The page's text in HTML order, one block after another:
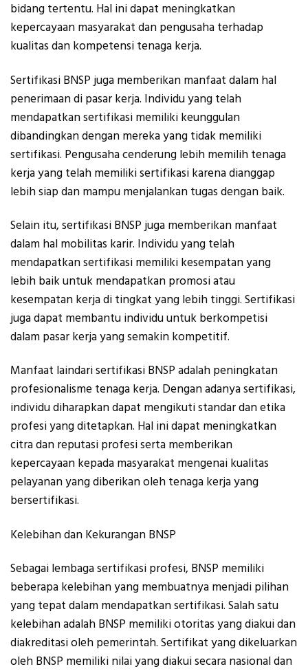
bidang tertentu. Hal ini dapat meningkatkan
kepercayaan masyarakat dan pengusaha terhadap
kualitas dan kompetensi tenaga kerja.
Sertifikasi BNSP juga memberikan manfaat dalam hal
penerimaan di pasar kerja. Individu yang telah
mendapatkan sertifikasi memiliki keunggulan
dibandingkan dengan mereka yang tidak memiliki
sertifikasi. Pengusaha cenderung lebih memilih tenaga
kerja yang telah memiliki sertifikasi karena dianggap
lebih siap dan mampu menjalankan tugas dengan baik.
Selain itu, sertifikasi BNSP juga memberikan manfaat
dalam hal mobilitas karir. Individu yang telah
mendapatkan sertifikasi memiliki kesempatan yang
lebih baik untuk mendapatkan promosi atau
kesempatan kerja di tingkat yang lebih tinggi. Sertifikasi
juga dapat membantu individu untuk berkompetisi
dalam pasar kerja yang semakin kompetitif.
Manfaat laindari sertifikasi BNSP adalah peningkatan
profesionalisme tenaga kerja. Dengan adanya sertifikasi,
individu diharapkan dapat mengikuti standar dan etika
profesi yang ditetapkan. Hal ini dapat meningkatkan
citra dan reputasi profesi serta memberikan
kepercayaan kepada masyarakat mengenai kualitas
pelayanan yang diberikan oleh tenaga kerja yang
bersertifikasi.
Kelebihan dan Kekurangan BNSP
Sebagai lembaga sertifikasi profesi, BNSP memiliki
beberapa kelebihan yang membuatnya menjadi pilihan
yang tepat dalam mendapatkan sertifikasi. Salah satu
kelebihan adalah BNSP memiliki otoritas yang diakui dan
diakreditasi oleh pemerintah. Sertifikat yang dikeluarkan
oleh BNSP memiliki nilai yang diakui secara nasional dan